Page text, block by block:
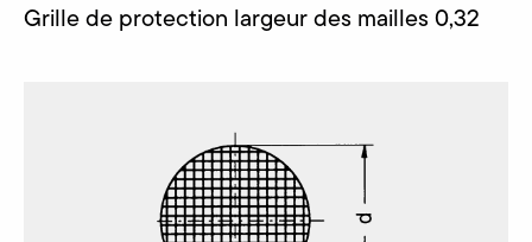
Grille de protection largeur des mailles 0,32